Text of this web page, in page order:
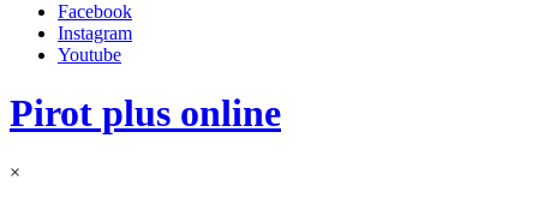
Facebook
Instagram
Youtube
Pirot plus online
×